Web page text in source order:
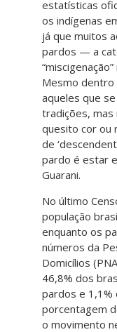
estatísticas
os indígenas
já que muitos
pardos — a
Mesmo dentro
aqueles que
tradições, mas
quesito cor ou
de
pardo é estar
Guarani.
No último
população
enquanto os
números da
Domicílios
46,8% dos
pardos e 1,1%
porcentagem
o movimento